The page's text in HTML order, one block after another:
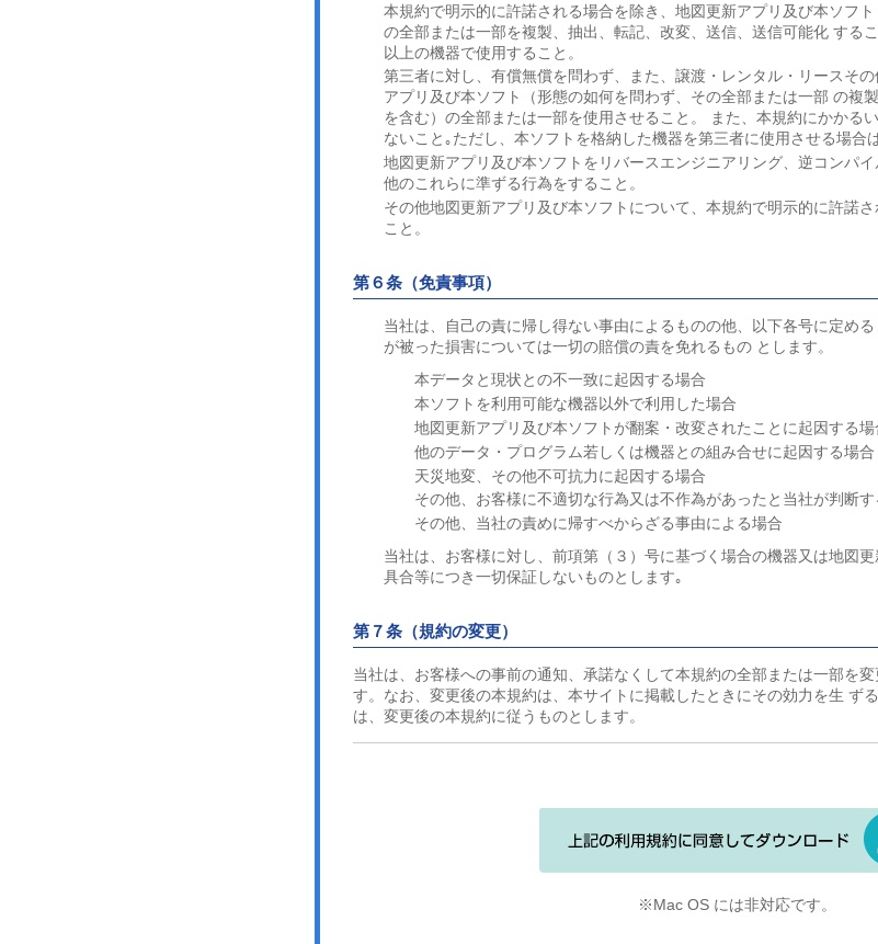
本規約で明示的に許諾される場合を除き、地図更新アプリ及び本ソフト
の全部または一部を複製、抽出、転記、改変、送信、送信可能化 する
以上の機器で使用すること。
第三者に対し、有償無償を問わず、また、譲渡・レンタル・リースそ
アプリ及び本ソフト（形態の如何を問わず、その全部または一部 の複
を含む）の全部または一部を使用させること。 また、本規約にかかる
ないこと｡ただし、本ソフトを格納した機器を第三者に使用させる場合
地図更新アプリ及び本ソフトをリバースエンジニアリング、逆コンパ
他のこれらに準ずる行為をすること。
その他地図更新アプリ及び本ソフトについて、本規約で明示的に許諾
こと。
第６条（免責事項）
当社は、自己の責に帰し得ない事由によるものの他、以下各号に定め
が被った損害については一切の賠償の責を免れるもの とします。
本データと現状との不一致に起因する場合
本ソフトを利用可能な機器以外で利用した場合
地図更新アプリ及び本ソフトが翻案・改変されたことに起因する場
他のデータ・プログラム若しくは機器との組み合せに起因する場合
天災地変、その他不可抗力に起因する場合
その他、お客様に不適切な行為又は不作為があったと当社が判断す
その他、当社の責めに帰すべからざる事由による場合
当社は、お客様に対し、前項第（３）号に基づく場合の機器又は地図
具合等につき一切保証しないものとします｡
第７条（規約の変更）
当社は、お客様への事前の通知、承諾なくして本規約の全部または一部を
す。なお、変更後の本規約は、本サイトに掲載したときにその効力を生 ず
は、変更後の本規約に従うものとします。
※Mac OS には非対応です。